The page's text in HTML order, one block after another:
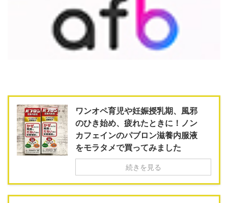
ワンオペ育児や妊娠授乳期、風邪
のひき始め、疲れたときに！ノン
カフェインのパブロン滋養内服液
をモラタメで買ってみました
続きを見る